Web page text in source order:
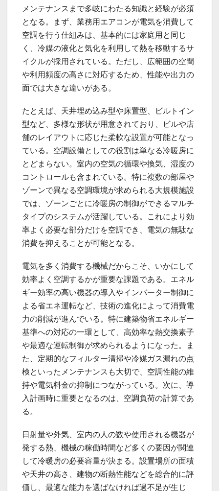
メンテナンスまで多岐にわたる知識と経験が必須
となる。まず、業務用エアコンが電気を消費して
空調を行う仕組みは、基本的には家庭用と同じ
く、冷媒の液化と気化を利用して熱を移動するサ
イクルが採用されている。ただし、広範囲の空間
や利用頻度の高さに対応するため、性能や出力の
面では大きな違いがある。
たとえば、天井埋め込み型や床置型、ビルトイン
型など、多様な形状が用意されており、ビルや店
舗のレイアウトに応じた柔軟な設置が可能となっ
ている。空調設備としての役割は単なる冷暖房に
とどまらない。室内の空気の循環や換気、湿度の
コントロールも含まれている。特に複数の部屋や
ゾーンで異なる空調環境が求められる大規模施設
では、ゾーンごとに冷暖房の制御ができるマルチ
タイプのシステムが活躍している。これにより効
率よく必要な部分だけを空調でき、電気の無駄な
消費を抑えることが可能となる。
電気を多く消費する機械だからこそ、いかにして
効率よく空調するかが重要な課題である。エネル
ギー効率の高い機器の導入やインバーター制御に
よる省エネ運転など、技術の進化によって消費電
力の削減が進んでいる。特に建築物省エネルギー
基準への対応の一環として、高効率な熱交換素子
や最適な運転制御が求められるようになった。ま
た、定期的なフィルター清掃や冷媒ガス漏れの点
検といったメンテナンスも大切で、空調性能の維
持や電気料金の抑制につながっている。次に、導
入計画時に重要となるのは、空調負荷の計算であ
る。
日射量や外気、室内の人の数や使用される機器が
発する熱、機械の稼働時間など多くの要因が関連
して冷暖房の必要容量が決まる。設置場所の面積
や天井の高さ、建物の断熱性能などを総合的に評
価し、最適な能力を選ばなければ過不足が生じ